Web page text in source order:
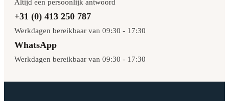
Altijd een persoonlijk antwoord
+31 (0) 413 250 787
Werkdagen bereikbaar van 09:30 - 17:30
WhatsApp
Werkdagen bereikbaar van 09:30 - 17:30